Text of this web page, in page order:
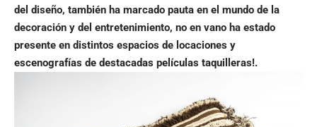
del diseño, también ha marcado pauta en el mundo de la
decoración y del entretenimiento, no en vano ha estado
presente en distintos espacios de locaciones y
escenografías de destacadas películas taquilleras!.